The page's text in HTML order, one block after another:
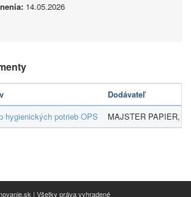
14.05.2026
Dodávateľ
hygienických potrieb OPS MAJSTER PAPIER,
| Všetky práva vyhradené